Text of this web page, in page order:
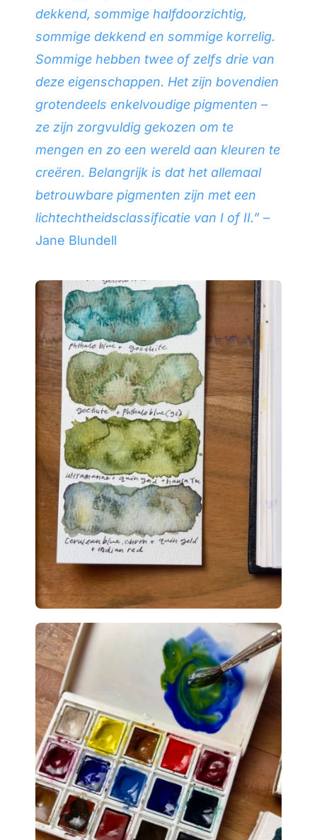
dekkend, sommige halfdoorzichtig,
sommige dekkend en sommige korrelig.
Sommige hebben twee of zelfs drie van
deze eigenschappen. Het zijn bovendien
grotendeels enkelvoudige pigmenten –
ze zijn zorgvuldig gekozen om te
mengen en zo een wereld aan kleuren te
creëren. Belangrijk is dat het allemaal
betrouwbare pigmenten zijn met een
lichtechtheidsclassificatie van I of II.”–
Jane Blundell